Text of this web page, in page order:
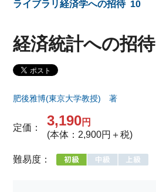
ライブラリ経済学への招待 10
経済統計への招待
肥後雅博(東京大学教授) 著
定価： 3,190円
(本体：2,900円＋税)
難易度：